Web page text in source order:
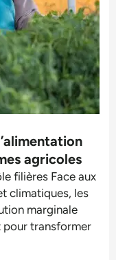
agricoles
filières Face aux
climatiques, les
marginale
pour transformer